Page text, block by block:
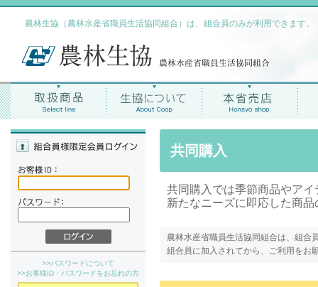
農林生協（農林水産省職員生活協同組合）は、組合員のみが利用できます。
>>パスワードについて
>>お客様ID・パスワードをお忘れの方
共同購入
共同購入では季節商品やア
新たなニーズに即応した商
農林水産省職員生活協同組合は、組合
組合員に加入されてから、ご利用をお